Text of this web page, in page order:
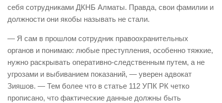
себя сотрудниками ДКНБ Алматы. Правда, свои фамилии и
должности они якобы называть не стали.
— Я сам в прошлом сотрудник правоохранительных
органов и понимаю: любые преступления, особенно тяжкие,
нужно раскрывать оперативно-следственным путем, а не
угрозами и выбиванием показаний, — уверен адвокат
Зияшов. — Тем более что в статье 112 УПК РК четко
прописано, что фактические данные должны быть